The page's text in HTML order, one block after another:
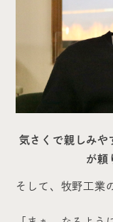
気さくで親しみや
が頼
そして、牧野工業